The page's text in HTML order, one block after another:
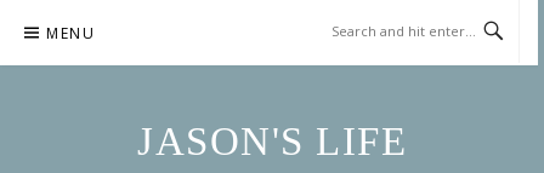
content
MENU
JASON'S LIFE